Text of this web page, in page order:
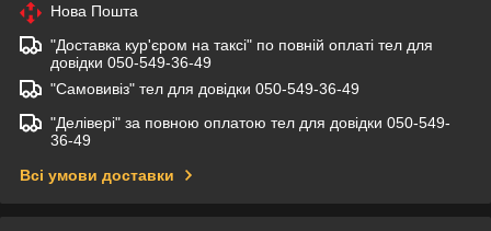
Нова Пошта
"Доставка кур'єром на таксі" по повній оплаті тел для
довідки 050-549-36-49
"Самовивіз" тел для довідки 050-549-36-49
"Делівері" за повною оплатою тел для довідки 050-549-
36-49
Всі умови доставки